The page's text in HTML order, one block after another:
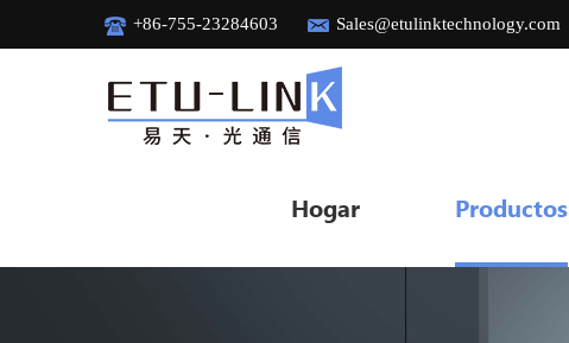
+86-755-23284603 Sales@etulinktechnology.com
Hogar Productos